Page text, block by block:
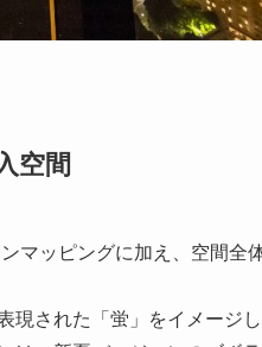
空間
マッピングに加え、空間全
現された「蛍」をイメージ